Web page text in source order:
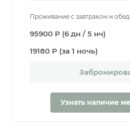
Проживание с завтраком и
95900 Р (6 дн / 5 нч)
19180 Р (за 1 ночь)
Узнать наличие